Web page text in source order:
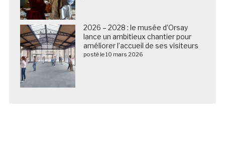
2026 – 2028 : le musée d’Orsay
lance un ambitieux chantier pour
améliorer l’accueil de ses visiteurs
posté le 10 mars 2026